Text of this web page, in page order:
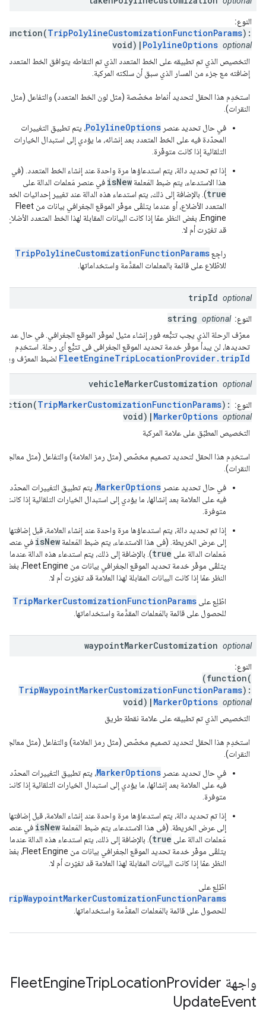
النوع:
TripPolylineCustomizationFunctionParams):
void)| PolylineOptions optional
التخصيص الذي تم تطبيقه على الخط المتعدد الذي تم التقاطه يتوافق الخط المتعدد
إضافته مع جزء من المسار الذي سبق أن سلكته المركبة.
استخدِم هذا الحقل لتحديد أنماط مخصّصة (مثل لون الخط المتعدد) والتفاعل (مثل
النقرات).
في حال تحديد عنصر PolylineOptions، يتم تطبيق التغييرات
المحدّدة فيه على الخط المتعدد بعد إنشائه، ما يؤدي إلى استبدال الخيارات
التلقائية إذا كانت متوفّرة.
إذا تم تحديد دالة، يتم استدعاؤها مرة واحدة عند إنشاء الخط المتعدد. (في
هذا الاستدعاء، يتم ضبط المَعلمة isNew في عنصر مَعلمات الدالة على
true). بالإضافة إلى ذلك، يتم استدعاء هذه الدالة عند تغيير إحداثيات الخط
المتعدد الأضلاع، أو عندما يتلقّى موفّر الموقع الجغرافي بيانات من Fleet
Engine، بغض النظر عمّا إذا كانت البيانات المقابلة لهذا الخط المتعدد الأضلاع
قد تغيّرت أم لا.
راجِعTripPolylineCustomizationFunctionParams
للاطّلاع على قائمة بالمعلمات المقدَّمة واستخداماتها.
tripId optional
النوع: string optional
معرّف الرحلة الذي يجب تتبُّعه فور إنشاء مثيل لموفّر الموقع الجغرافي. في حال عدم
تحديدها، لن يبدأ موفّر خدمة تحديد الموقع الجغرافي في تتبُّع أي رحلة. استخدِم
FleetEngineTripLocationProvider.tripId لضبط المعرّف وبدء
vehicleMarkerCustomization optional
النوع: TripMarkerCustomizationFunctionParams):
void)| MarkerOptions optional
التخصيص المطبّق على علامة المركبة
استخدِم هذا الحقل لتحديد تصميم مخصّص (مثل رمز العلامة) والتفاعل (مثل معالجة
النقرات).
في حال تحديد عنصر MarkerOptions، يتم تطبيق التغييرات المحدّدة
فيه على العلامة بعد إنشائها، ما يؤدي إلى استبدال الخيارات التلقائية إذا كانت
متوفرة.
إذا تم تحديد دالة، يتم استدعاؤها مرة واحدة عند إنشاء العلامة، قبل إضافتها
إلى عرض الخريطة. (في هذا الاستدعاء، يتم ضبط المَعلمة isNew في عنصر
مَعلمات الدالة على true). بالإضافة إلى ذلك، يتم استدعاء هذه الدالة عندما
يتلقّى موفّر خدمة تحديد الموقع الجغرافي بيانات من Fleet Engine، بغض
النظر عمّا إذا كانت البيانات المقابلة لهذا العلامة قد تغيّرت أم لا.
اطّلِع على TripMarkerCustomizationFunctionParams
للحصول على قائمة بالمَعلمات المقدَّمة واستخداماتها.
waypointMarkerCustomization optional
النوع:
(function(
TripWaypointMarkerCustomizationFunctionParams):
void)| MarkerOptions optional
التخصيص الذي تم تطبيقه على علامة نقطة طريق
استخدِم هذا الحقل لتحديد تصميم مخصّص (مثل رمز العلامة) والتفاعل (مثل معالجة
النقرات).
في حال تحديد عنصر MarkerOptions، يتم تطبيق التغييرات المحدّدة
فيه على العلامة بعد إنشائها، ما يؤدي إلى استبدال الخيارات التلقائية إذا كانت
متوفرة.
إذا تم تحديد دالة، يتم استدعاؤها مرة واحدة عند إنشاء العلامة، قبل إضافتها
إلى عرض الخريطة. (في هذا الاستدعاء، يتم ضبط المَعلمة isNew في عنصر
مَعلمات الدالة على true). بالإضافة إلى ذلك، يتم استدعاء هذه الدالة عندما
يتلقّى موفّر خدمة تحديد الموقع الجغرافي بيانات من Fleet Engine، بغض
النظر عمّا إذا كانت البيانات المقابلة لهذا العلامة قد تغيّرت أم لا.
اطّلِع على
TripWaypointMarkerCustomizationFunctionParams
للحصول على قائمة بالمَعلمات المقدَّمة واستخداماتها.
واجهة FleetEngineTripLocationProvider
UpdateEvent